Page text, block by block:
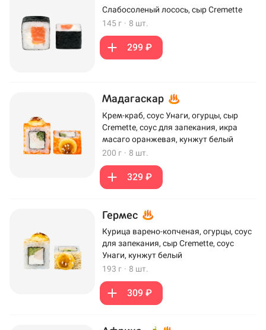
Слабосоленый лосось, сыр Cremette
145 г · 8 шт.
299 ₽
Мадагаскар
Крем-краб, соус Унаги, огурцы, сыр
Cremette, соус для запекания, икра
масаго оранжевая, кунжут белый
200 г · 8 шт.
329 ₽
Гермес
Курица варено-копченая, огурцы, соус
для запекания, сыр Cremette, соус
Унаги, кунжут белый
193 г · 8 шт.
309 ₽